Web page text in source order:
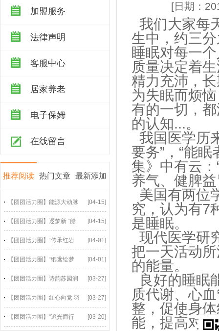
加盟服务
法律声明
客服中心
居家养老
电子保姆
在线留言
推荐阅读 热门文章 最新添加
[04-15]
【团团活力圈】能源大动脉
[04-15]
【团团活力圈】逐梦新 “船
[04-01]
【团团活力圈】“传承红岩
[04-01]
【团团活力圈】“纸鸢绘梦
[03-27]
【团团活力圈】诗韵苏园润
[03-27]
【团团活力圈】红心向党 羽
[03-20]
【团团活力圈】“追光而行
[日期：
我们大家每
生中，约三
睡眠对每一
质量决定着
精力充沛，
为失眠而烦
有的一切，
的认知...。
我国医学历
要务”，“能
集》中有云
养气、健脾
美国有两位
究， 认为有7
是睡眠。
现代医学研
把一天活动
的能量。
良好的睡眠
质代谢、心
整，促使身
能，提高对